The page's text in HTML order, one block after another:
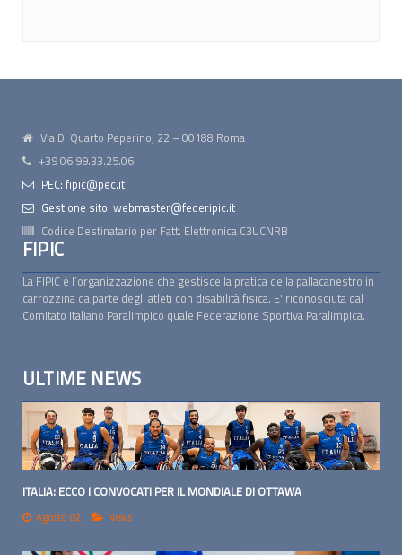
Via Di Quarto Peperino, 22 – 00188 Roma
+39 06.99.33.25.06
PEC: fipic@pec.it
Gestione sito: webmaster@federipic.it
Codice Destinatario per Fatt. Elettronica C3UCNRB
FIPIC
La FIPIC è l’organizzazione che gestisce la pratica della pallacanestro in
carrozzina da parte degli atleti con disabilità fisica. E' riconosciuta dal
Comitato Italiano Paralimpico quale Federazione Sportiva Paralimpica.
ULTIME NEWS
ITALIA: ECCO I CONVOCATI PER IL MONDIALE DI OTTAWA
Agosto 02 News